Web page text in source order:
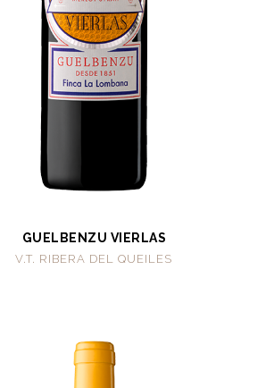
GUELBENZU VIERLAS
V.T. RIBERA DEL QUEILES